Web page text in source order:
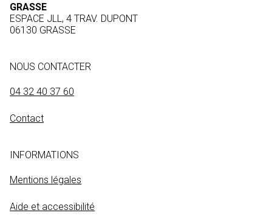
GRASSE
ESPACE JLL, 4 TRAV. DUPONT
06130 GRASSE
NOUS CONTACTER
04 32 40 37 60
Contact
INFORMATIONS
Mentions légales
Aide et accessibilité